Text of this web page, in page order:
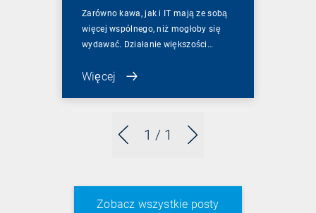
1 / 1
Zarówno kawa, jak i IT mają ze sobą
więcej wspólnego, niż mogłoby się
wydawać. Działanie większości…
Więcej
Zobacz wszystkie posty